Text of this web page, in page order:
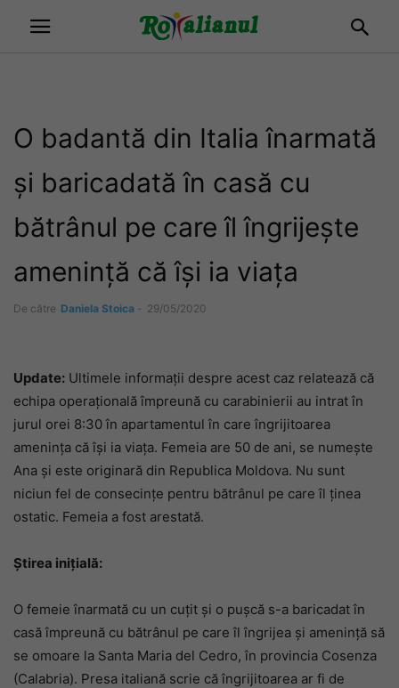
O badantă din Italia înarmată
și baricadată în casă cu
bătrânul pe care îl îngrijește
amenință că își ia viața
De către Daniela Stoica - 29/05/2020
Update: Ultimele informații despre acest caz relatează că
echipa operațională împreună cu carabinierii au intrat în
jurul orei 8:30 în apartamentul în care îngrijitoarea
amenința că își ia viața. Femeia are 50 de ani, se numește
Ana și este originară din Republica Moldova. Nu sunt
niciun fel de consecințe pentru bătrânul pe care îl ținea
ostatic. Femeia a fost arestată.
Știrea inițială:
O femeie înarmată cu un cuțit și o pușcă s-a baricadat în
casă împreună cu bătrânul pe care îl îngrijea și amenință să
se omoare la Santa Maria del Cedro, în provincia Cosenza
(Calabria). Presa italiană scrie că îngrijitoarea ar fi de